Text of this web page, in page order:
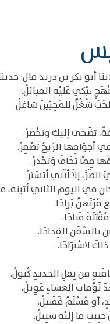
أبو بكر بن دريد
تَبْكي عَلَيْهِ القَبائِلُ.
شُغْلٌ للمُحِبّينَ شاغِلُ.
تَضْحَى إليكِ وَتَخْصَرُ.
أجوَافِها الرّيحُ تَصْفِرُ.
مِمّا تَخَافُ وَتَحْذَرُ.
إلاّ أنّني أتَسَترُ.
في اليوم الثاني
مُرْتَهِنٌ بَرَاحَا.
فَنَاحَا.
بالسَّفَنِ القِداحَا.
لاسْتَرَاحَا.
من ثِقلِ الحَديدِ كُبولُ.
نَوْماتِ العِشاءِ عَوِيلُ.
أو مُسْلَمٌ فَقَتِيلُ.
مَا إلَيْهِ سَبِيلُ.